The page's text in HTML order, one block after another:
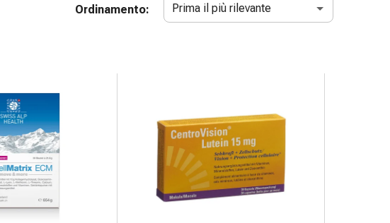
Ordinamento: Prima il più rilevante